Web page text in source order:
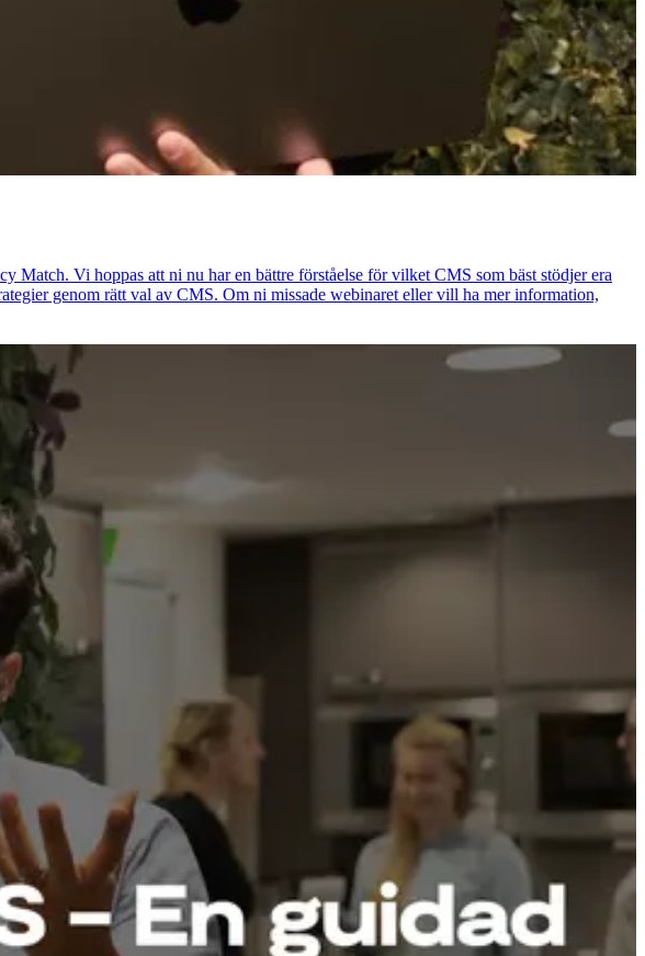
Vi hoppas att ni nu har en bättre förståelse för vilket CMS som bäst stödjer era
genom rätt val av CMS. Om ni missade webinaret eller vill ha mer information,